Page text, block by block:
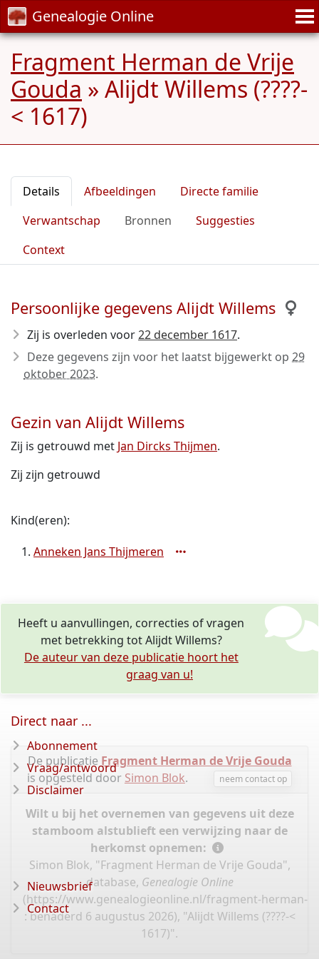
Genealogie Online
Fragment Herman de Vrije
Gouda » Alijdt Willems (????-
< 1617)
Details Afbeeldingen
Directe familie
Verwantschap
Bronnen
Suggesties
Context
Persoonlijke gegevens Alijdt Willems
Zij is overleden voor22 december 1617.
Deze gegevens zijn voor het laatst bijgewerkt op 29
oktober 2023.
Gezin van Alijdt Willems
Zij is getrouwd met Jan Dircks Thijmen.
Zij zijn getrouwd
Kind(eren):
Anneken Jans Thijmeren
Heeft u aanvullingen, correcties of vragen
met betrekking tot Alijdt Willems?
De auteur van deze publicatie hoort het
graag van u!
De publicatie Fragment Herman de Vrije Gouda
is opgesteld door Simon Blok. neem contact op
Wilt u bij het overnemen van gegevens uit deze
stamboom alstublieft een verwijzing naar de
herkomst opnemen:
Simon Blok, "Fragment Herman de Vrije Gouda",
database, Genealogie Online
(https://www.genealogieonline.nl/fragment-herman-
: benaderd 6 augustus 2026), "Alijdt Willems (????-<
1617)".
Direct naar ...
Abonnement
Vraag/antwoord
Disclaimer
Nieuwsbrief
Contact